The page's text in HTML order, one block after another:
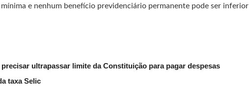
e nenhum benefício previdenciário permanente pode ser inferior
ultrapassar limite da Constituição para pagar despesas
taxa Selic